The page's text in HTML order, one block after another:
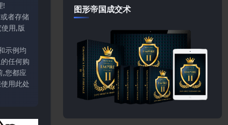
!
者存储
用,版
示例均
任何购
,您都应
用此处
图形帝国成交术